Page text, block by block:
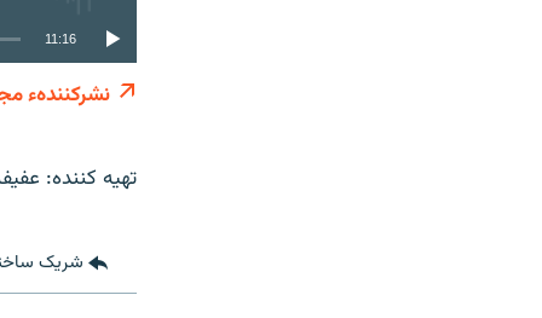
11:16
نشرکنندهء
تهیه کننده:
شریک